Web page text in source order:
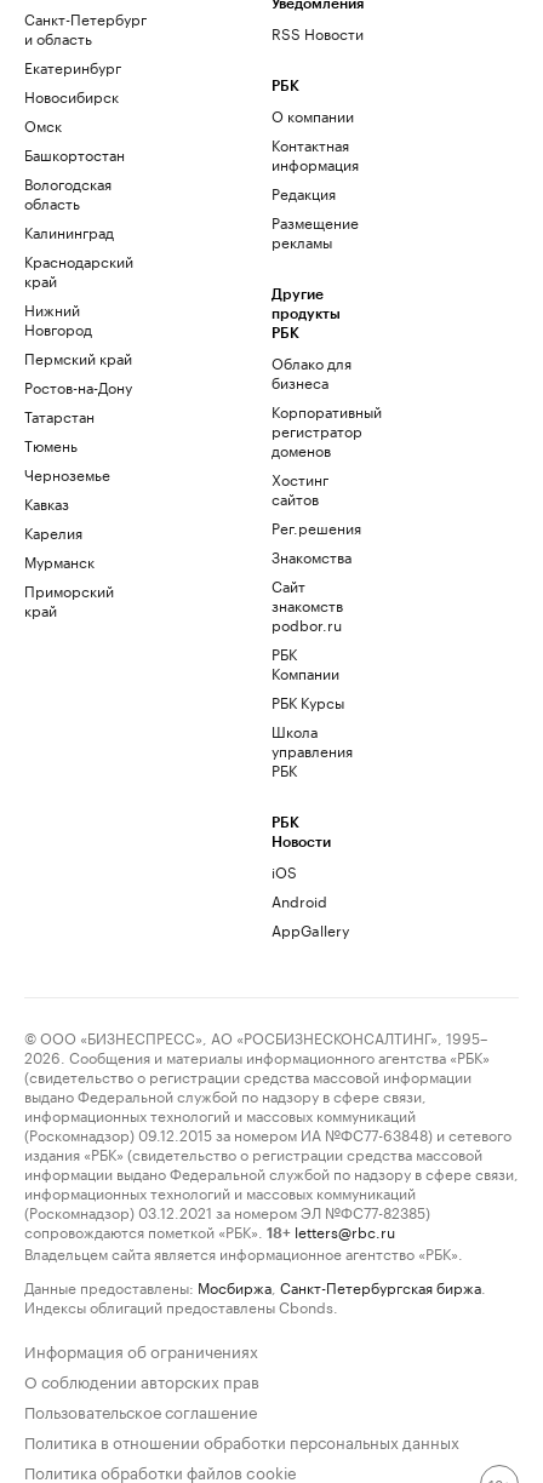
Санкт-Петербург
и область
Екатеринбург
Новосибирск
Омск
Башкортостан
Вологодская
область
Калининград
Краснодарский
край
Нижний
Новгород
Пермский край
Ростов-на-Дону
Татарстан
Тюмень
Черноземье
Кавказ
Карелия
Мурманск
Приморский
край
Уведомления
RSS Новости
РБК
О компании
Контактная
информация
Редакция
Размещение
рекламы
Другие
продукты
РБК
Облако для
бизнеса
Корпоративный
регистратор
доменов
Хостинг
сайтов
Рег.решения
Знакомства
Сайт
знакомств
podbor.ru
РБК
Компании
РБК Курсы
Школа
управления
РБК
РБК
Новости
iOS
Android
AppGallery
© ООО «БИЗНЕСПРЕСС», АО «РОСБИЗНЕСКОНСАЛТИНГ», 1995–
2026. Сообщения и материалы информационного агентства «РБК»
(свидетельство о регистрации средства массовой информации
выдано Федеральной службой по надзору в сфере связи,
информационных технологий и массовых коммуникаций
(Роскомнадзор) 09.12.2015 за номером ИА №ФС77-63848) и сетевого
издания «РБК» (свидетельство о регистрации средства массовой
информации выдано Федеральной службой по надзору в сфере связи,
информационных технологий и массовых коммуникаций
(Роскомнадзор) 03.12.2021 за номером ЭЛ №ФС77-82385)
сопровождаются пометкой «РБК».
18+ letters@rbc.ru
Владельцем сайта является информационное агентство «РБК».
Данные предоставлены: Мосбиржа Санкт-Петербургская биржа
Индексы облигаций предоставлены Cbonds.
Информация об ограничениях
О соблюдении авторских прав
Пользовательское соглашение
Политика в отношении обработки персональных данных
Политика обработки файлов cookie